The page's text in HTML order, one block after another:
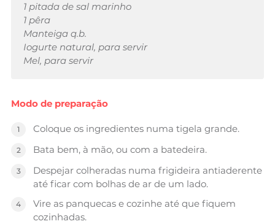
1 pitada de sal marinho
1 pêra
Manteiga q.b.
Iogurte natural, para servir
Mel, para servir
Modo de preparação
Coloque os ingredientes numa tigela grande.
Bata bem, à mão, ou com a batedeira.
Despejar colheradas numa frigideira antiaderente
até ficar com bolhas de ar de um lado.
Vire as panquecas e cozinhe até que fiquem
cozinhadas.